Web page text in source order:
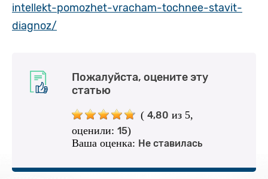
intellekt-pomozhet-vracham-tochnee-stavit-
diagnoz/
Пожалуйста, оцените эту
статью
( 4,80 из 5,
оценили: 15)
Ваша оценка: Не ставилась